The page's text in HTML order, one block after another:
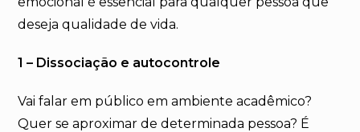
deseja qualidade de vida.
1 – Dissociação e autocontrole
Vai falar em público em ambiente acadêmico?
Quer se aproximar de determinada pessoa? É